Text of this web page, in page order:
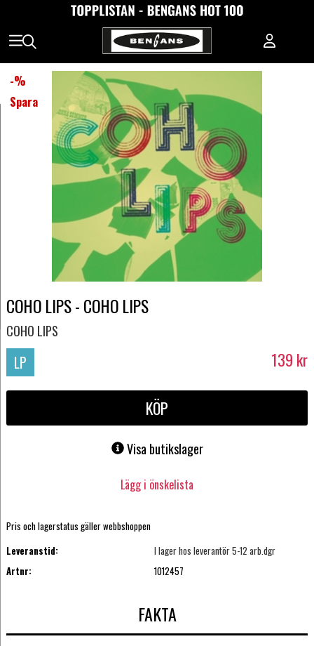
-%
Spara
COHO LIPS - COHO LIPS
COHO LIPS
LP 139 kr
KÖP
Visa butikslager
Lägg i önskelista
Pris och lagerstatus gäller webbshoppen
Leveranstid:
I lager hos leverantör 5-12 arb.dgr
Artnr:
1012457
FAKTA